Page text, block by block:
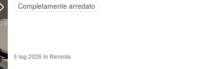
Completamente arredato
5 lug 2026 in Rentola